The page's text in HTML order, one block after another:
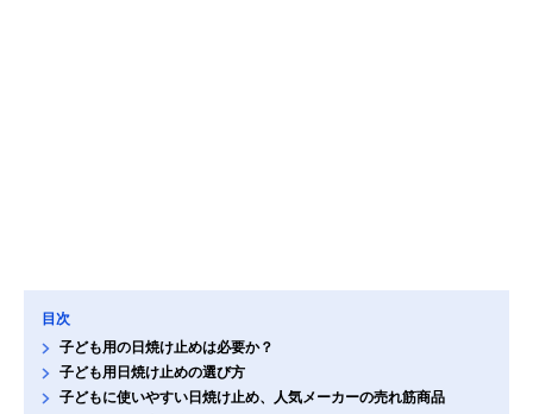
目次
子ども用の日焼け止めは必要か？
子ども用日焼け止めの選び方
子どもに使いやすい日焼け止め、人気メーカーの売れ筋商品